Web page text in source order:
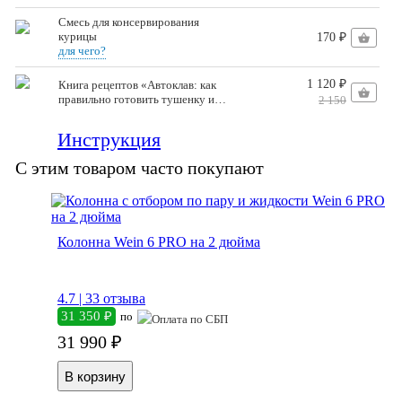
Смесь для консервирования
курицы
для чего?
170 ₽
Книга рецептов «Автоклав: как
правильно готовить тушенку и
1 120 ₽
2 150
Инструкция
С этим товаром часто покупают
Колонна Wein 6 PRO на 2 дюйма
4.7 | 33 отзыва
31 350 ₽ по
31 990 ₽